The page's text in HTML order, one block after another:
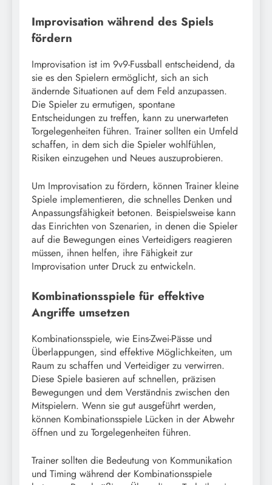
Improvisation während des Spiels
fördern
Improvisation ist im 9v9-Fussball entscheidend, da
sie es den Spielern ermöglicht, sich an sich
ändernde Situationen auf dem Feld anzupassen.
Die Spieler zu ermutigen, spontane
Entscheidungen zu treffen, kann zu unerwarteten
Torgelegenheiten führen. Trainer sollten ein Umfeld
schaffen, in dem sich die Spieler wohlfühlen,
Risiken einzugehen und Neues auszuprobieren.
Um Improvisation zu fördern, können Trainer kleine
Spiele implementieren, die schnelles Denken und
Anpassungsfähigkeit betonen. Beispielsweise kann
das Einrichten von Szenarien, in denen die Spieler
auf die Bewegungen eines Verteidigers reagieren
müssen, ihnen helfen, ihre Fähigkeit zur
Improvisation unter Druck zu entwickeln.
Kombinationsspiele für effektive
Angriffe umsetzen
Kombinationsspiele, wie Eins-Zwei-Pässe und
Überlappungen, sind effektive Möglichkeiten, um
Raum zu schaffen und Verteidiger zu verwirren.
Diese Spiele basieren auf schnellen, präzisen
Bewegungen und dem Verständnis zwischen den
Mitspielern. Wenn sie gut ausgeführt werden,
können Kombinationsspiele Lücken in der Abwehr
öffnen und zu Torgelegenheiten führen.
Trainer sollten die Bedeutung von Kommunikation
und Timing während der Kombinationsspiele